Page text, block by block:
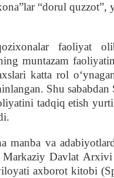
“dorul quzzot”,
faoliyat
muntazam
katta rol
Shu
tadqiq etish
manba va
Markaziy Davlat
axborot kitobi